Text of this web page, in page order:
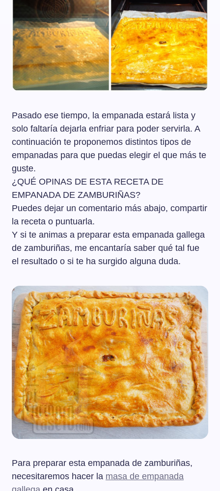
Pasado ese tiempo, la empanada estará lista y
solo faltaría dejarla enfriar para poder servirla. A
continuación te proponemos distintos tipos de
empanadas para que puedas elegir el que más te
guste.
¿QUÉ OPINAS DE ESTA RECETA DE
EMPANADA DE ZAMBURIÑAS?
Puedes dejar un comentario más abajo, compartir
la receta o puntuarla.
Y si te animas a preparar esta empanada gallega
de zamburiñas, me encantaría saber qué tal fue
el resultado o si te ha surgido alguna duda.
Para preparar esta empanada de zamburiñas,
necesitaremos hacer la masa de empanada